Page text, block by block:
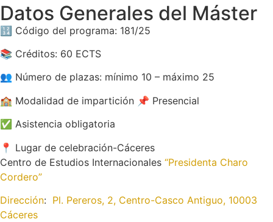
Datos Generales del Máster
🔢 Código del programa: 181/25
📚 Créditos: 60 ECTS
👥 Número de plazas: mínimo 10 – máximo 25
🏫 Modalidad de impartición 📌 Presencial
✅ Asistencia obligatoria
📍 Lugar de celebración-Cáceres
Centro de Estudios Internacionales “Presidenta Charo
Cordero”
Dirección: Pl. Pereros, 2, Centro-Casco Antiguo, 10003
Cáceres